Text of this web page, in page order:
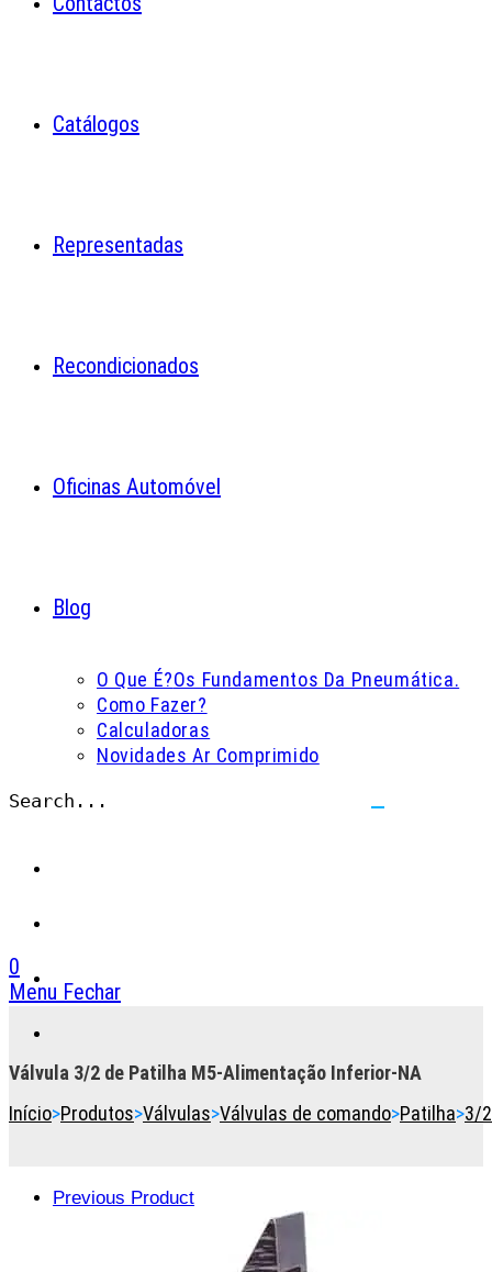
Catálogos
Representadas
Recondicionados
Oficinas Automóvel
Blog
O Que É?Os Fundamentos Da Pneumática.
Como Fazer?
Calculadoras
Novidades Ar Comprimido
Search...
0
Menu Fechar
button
expand
Válvula 3/2 de Patilha M5-Alimentação Inferior-NA
Início>Produtos>Válvulas>Válvulas de comando>Patilha>3/2
Previous Product